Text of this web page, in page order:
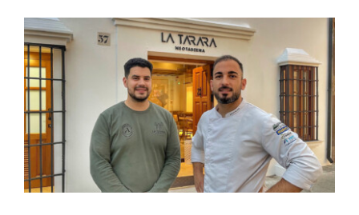
Ver
imagen
más
grande